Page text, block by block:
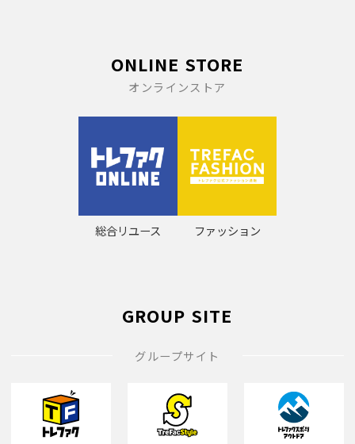
ONLINE STORE
オンラインストア
総合リユース ファッション
GROUP SITE
グループサイト